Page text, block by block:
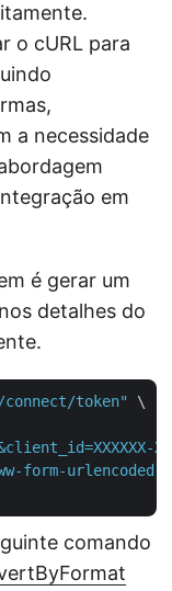
o cURL para
a necessidade
em
é gerar um
detalhes do
token"
\
form-urlencoded"
comando